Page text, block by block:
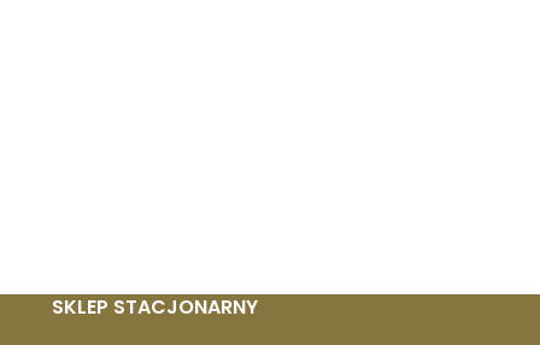
SKLEP STACJONARNY